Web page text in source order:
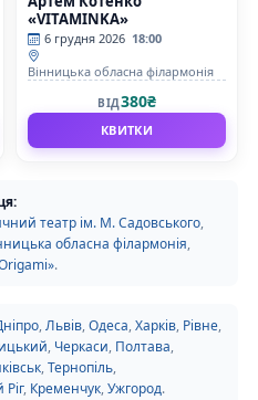
«VITAMINKA»
6 грудня 2026 18:00
Вінницька обласна філармонія
ВІД380₴
КВИТКИ
театр ім. М. Садовського,
обласна філармонія,
.
,Львів,Одеса,Харків, Рівне,
, Черкаси, Полтава,
,Тернопіль,
, Кременчук,Ужгород.